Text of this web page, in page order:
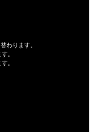
わります。
。
。